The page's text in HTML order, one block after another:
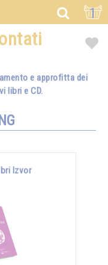
1
e approfitta dei
libri e CD.
Izvor